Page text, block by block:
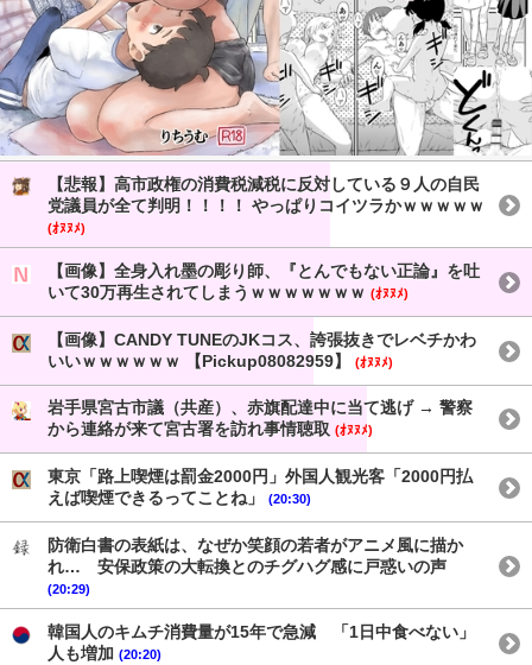
【悲報】高市政権の消費税減税に反対している９人の自民
党議員が全て判明！！！！ やっぱりコイツラかｗｗｗｗｗ
(ｵﾇﾇﾒ)
【画像】全身入れ墨の彫り師、『とんでもない正論』を吐
いて30万再生されてしまうｗｗｗｗｗｗｗ (ｵﾇﾇﾒ)
【画像】CANDY TUNEのJKコス、誇張抜きでレベチかわ
いいｗｗｗｗｗｗ 【Pickup08082959】
(ｵﾇﾇﾒ)
岩手県宮古市議（共産）、赤旗配達中に当て逃げ → 警察
から連絡が来て宮古署を訪れ事情聴取 (ｵﾇﾇﾒ)
東京「路上喫煙は罰金2000円」外国人観光客「2000円払
えば喫煙できるってことね」
(20:30)
防衛白書の表紙は、なぜか笑顔の若者がアニメ風に描か
れ… 安保政策の大転換とのチグハグ感に戸惑いの声
(20:29)
韓国人のキムチ消費量が15年で急減 「1日中食べない」
人も増加 (20:20)